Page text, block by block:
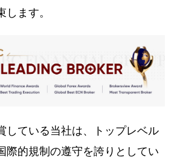
します。
している当社は、トップレベル
際的規制の遵守を誇りとしてい